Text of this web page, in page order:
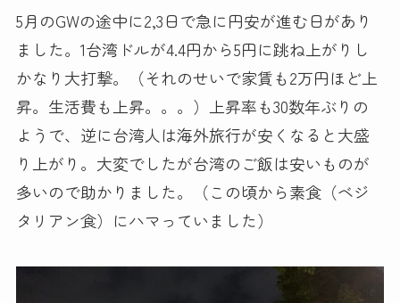
5月のGWの途中に2,3日で急に円安が進む日があり
ました。1台湾ドルが4.4円から5円に跳ね上がりし
かなり大打撃。（それのせいで家賃も2万円ほど上
昇。生活費も上昇。。。）上昇率も30数年ぶりの
ようで、逆に台湾人は海外旅行が安くなると大盛
り上がり。大変でしたが台湾のご飯は安いものが
多いので助かりました。（この頃から素食（ベジ
タリアン食）にハマっていました）